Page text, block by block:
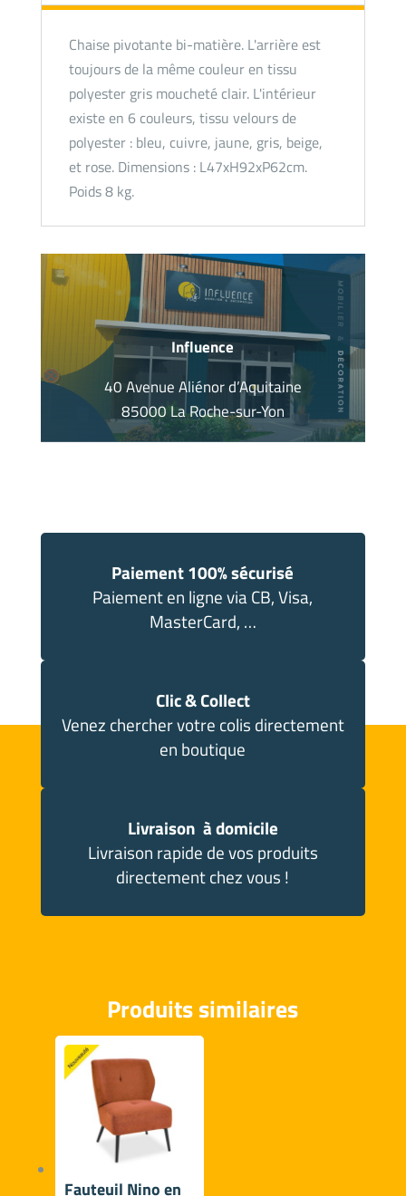
Chaise pivotante bi-matière. L'arrière est
toujours de la même couleur en tissu
polyester gris moucheté clair. L'intérieur
existe en 6 couleurs, tissu velours de
polyester : bleu, cuivre, jaune, gris, beige,
et rose. Dimensions : L47xH92xP62cm.
Poids 8 kg.
Influence
40 Avenue Aliénor d’Aquitaine
85000 La Roche-sur-Yon
Paiement 100% sécurisé
Paiement en ligne via CB, Visa,
MasterCard, …
Clic & Collect
Venez chercher votre colis directement
en boutique
Livraison à domicile
Livraison rapide de vos produits
directement chez vous !
Produits similaires
Fauteuil Nino en